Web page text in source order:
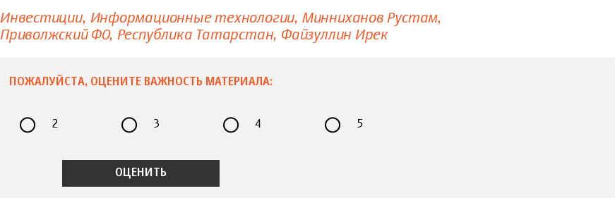
Инвестиции Информационные технологии Минниханов Рустам
Приволжский ФО Республика Татарстан Файзуллин Ирек
ПОЖАЛУЙСТА, ОЦЕНИТЕ ВАЖНОСТЬ МАТЕРИАЛА:
2 3 4 5